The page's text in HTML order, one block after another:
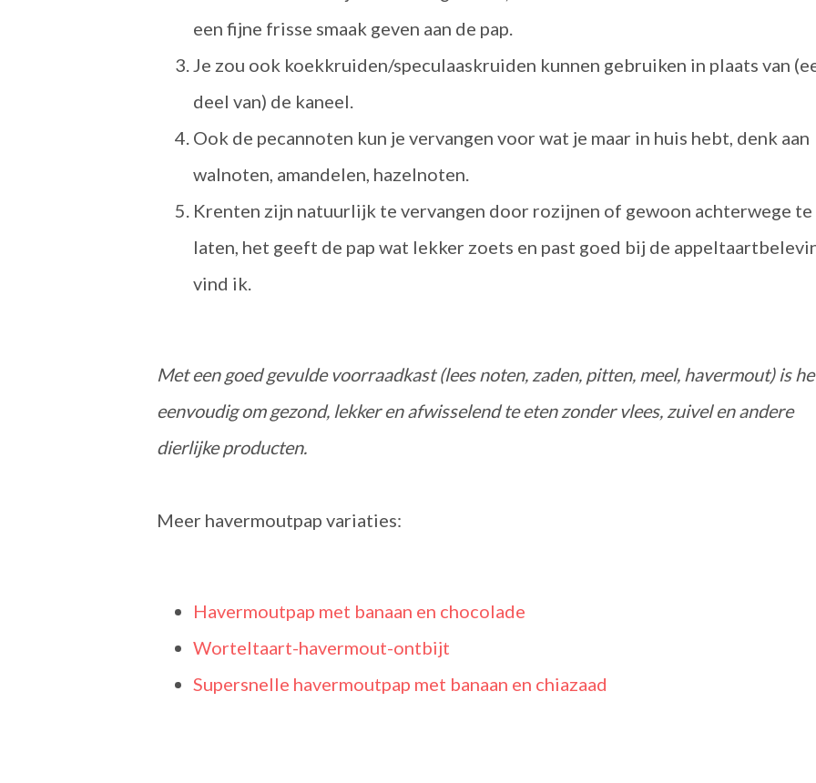
een fijne frisse smaak geven aan de pap.
Je zou ook koekkruiden/speculaaskruiden kunnen gebruiken in plaats van
deel van) de kaneel.
Ook de pecannoten kun je vervangen voor wat je maar in huis hebt, denk aan
walnoten, amandelen, hazelnoten.
Krenten zijn natuurlijk te vervangen door rozijnen of gewoon achterwege te
laten, het geeft de pap wat lekker zoets en past goed bij de
vind ik.
Met een goed gevulde voorraadkast (lees noten, zaden, pitten, meel, havermout) is
eenvoudig om gezond, lekker en afwisselend te eten zonder vlees, zuivel en andere
dierlijke producten.
Meer havermoutpap variaties:
Havermoutpap met banaan en chocolade
Worteltaart-havermout-ontbijt
Supersnelle havermoutpap met banaan en chiazaad